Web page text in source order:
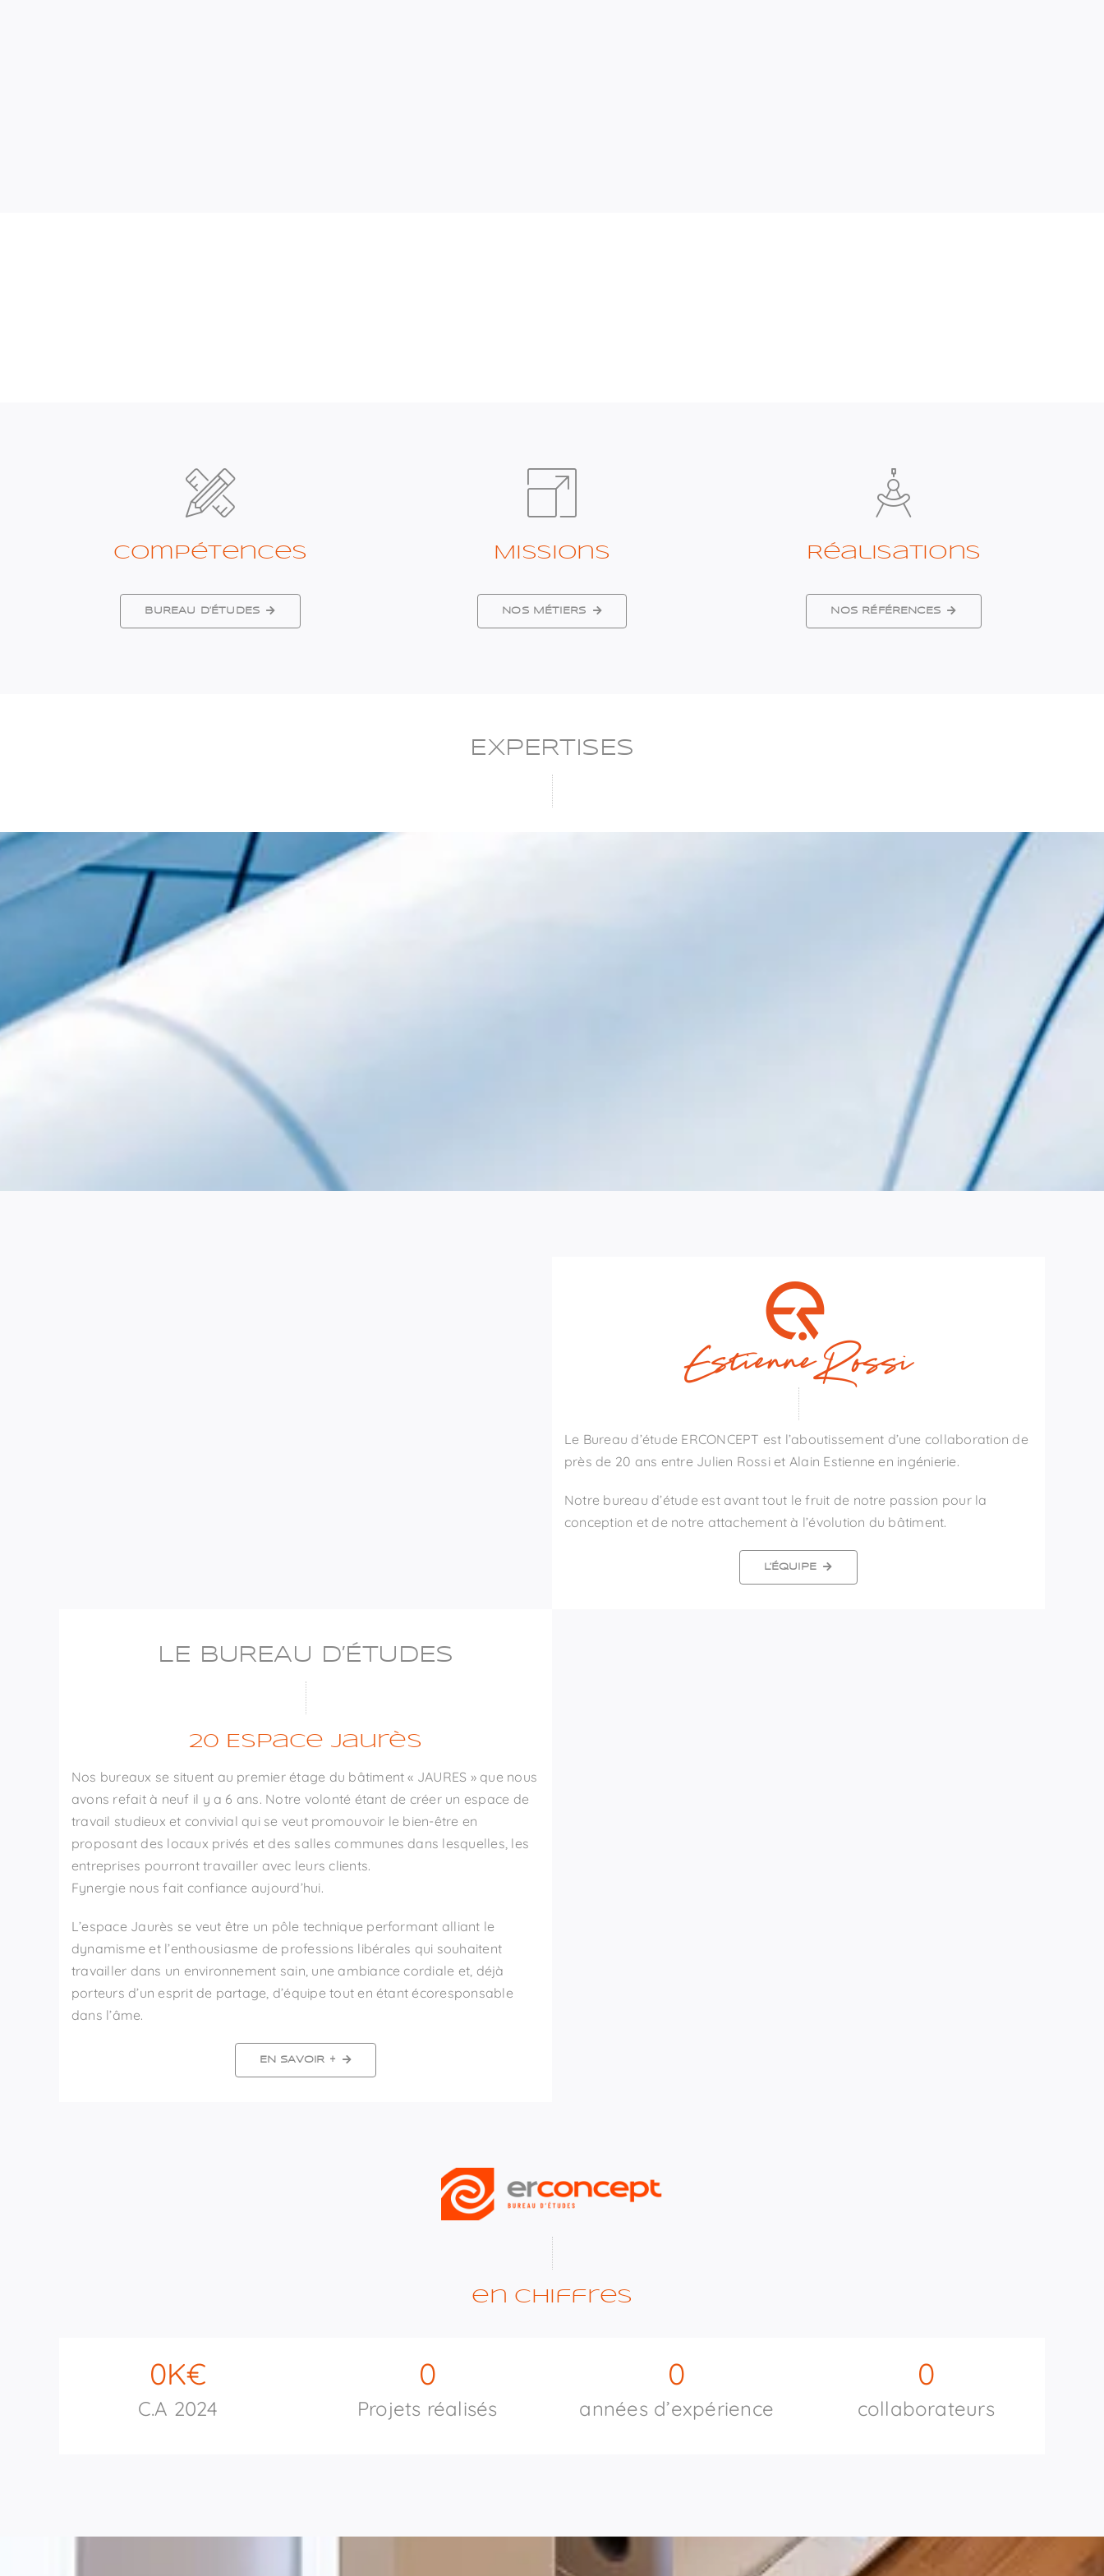
Compétences
BUREAU D’ÉTUDES
Missions
NOS MÉTIERS
Réalisations
NOS RÉFÉRENCES
EXPERTISES
Le Bureau d’étude ERCONCEPT est l’aboutissement d’une collaboration de
près de 20 ans entre Julien Rossi et Alain Estienne en ingénierie.
Notre bureau d’étude est avant tout le fruit de notre passion pour la
conception et de notre attachement à l’évolution du bâtiment.
L’ÉQUIPE
LE BUREAU D’ÉTUDES
20 Espace Jaurès
Nos bureaux se situent au premier étage du bâtiment « JAURES » que nous
avons refait à neuf il y a 6 ans. Notre volonté étant de créer un espace de
travail studieux et convivial qui se veut promouvoir le bien-être en
proposant des locaux privés et des salles communes dans lesquelles, les
entreprises pourront travailler avec leurs clients.
Fynergie nous fait confiance aujourd’hui.
L’espace Jaurès se veut être un pôle technique performant alliant le
dynamisme et l’enthousiasme de professions libérales qui souhaitent
travailler dans un environnement sain, une ambiance cordiale et, déjà
porteurs d’un esprit de partage, d’équipe tout en étant écoresponsable
dans l’âme.
EN SAVOIR +
en chiffres
0K€
C.A 2024
0
Projets réalisés
0
années d’expérience
0
collaborateurs